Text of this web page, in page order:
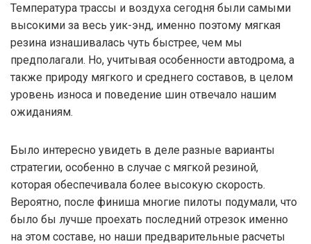
Температура трассы и воздуха сегодня были самыми
высокими за весь уик-энд, именно поэтому мягкая
резина изнашивалась чуть быстрее, чем мы
предполагали. Но, учитывая особенности автодрома, а
также природу мягкого и среднего составов, в целом
уровень износа и поведение шин отвечало нашим
ожиданиям.
Было интересно увидеть в деле разные варианты
стратегии, особенно в случае с мягкой резиной,
которая обеспечивала более высокую скорость.
Вероятно, после финиша многие пилоты подумали, что
было бы лучше проехать последний отрезок именно
на этом составе, но наши предварительные расчеты